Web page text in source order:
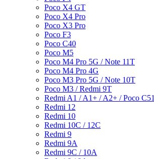
Poco X4 GT
Poco X4 Pro
Poco X3 Pro
Poco F3
Poco C40
Poco M5
Poco M4 Pro 5G / Note 11T
Poco M4 Pro 4G
Poco M3 Pro 5G / Note 10T
Poco M3 / Redmi 9T
Redmi A1 / A1+ / A2+ / Poco C51
Redmi 12
Redmi 10
Redmi 10C / 12C
Redmi 9
Redmi 9A
Redmi 9C / 10A